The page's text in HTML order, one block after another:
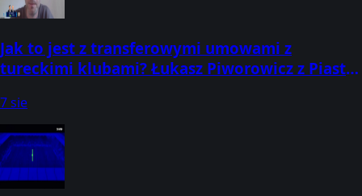
Jak to jest z transferowymi umowami z
tureckimi klubami? Łukasz Piworowicz z Piasta
7 sie